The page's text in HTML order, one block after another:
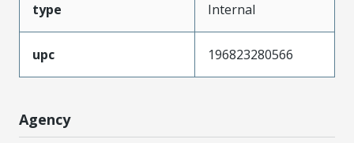
type Internal
upc 196823280566
Agency